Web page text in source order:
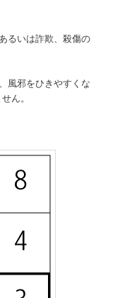
るいは詐欺、殺傷の
風邪をひきやすくな
ん。